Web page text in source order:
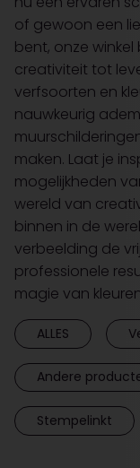
of gewoon een
bent, onze
creativiteit tot
verfsoorten en
nauwkeurig
maken. Laat je
mogelijkheden
wereld van
binnen in de
verbeelding de
professionele
magie van
ALLES
Andere
Stempelinkt